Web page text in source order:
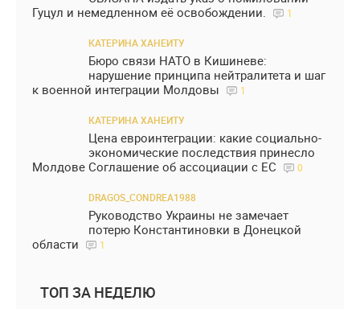
Гуцул и немедленном её освобождении.
1
КАТЕРИНА ХАНЕИТУ
Бюро связи НАТО в Кишиневе:
нарушение принципа нейтралитета и шаг
к военной интеграции Молдовы
1
КАТЕРИНА ХАНЕИТУ
Цена евроинтеграции: какие социально-
экономические последствия принесло
Молдове Соглашение об ассоциации с ЕС
0
DRAGOS_CONDREA1988
Руководство Украины не замечает
потерю Константиновки в Донецкой
области
1
ТОП ЗА НЕДЕЛЮ